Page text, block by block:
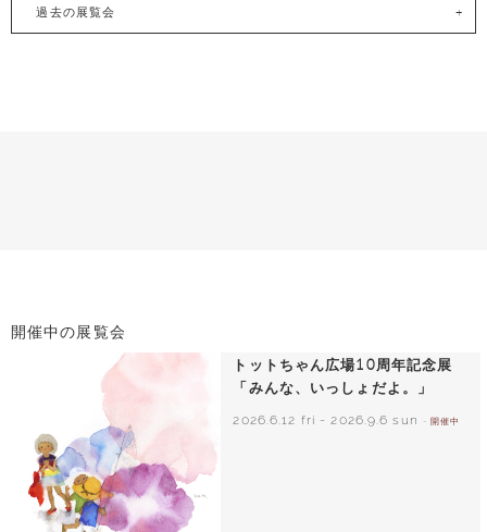
過去の展覧会
開催中の展覧会
トットちゃん広場10周年記念展
「みんな、いっしょだよ。」
2026.6.12 fri - 2026.9.6 sun - 開催中